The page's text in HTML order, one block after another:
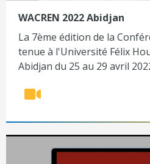
WACREN 2022 Abidjan
La 7ème édition de la
tenue à l'Université Félix
Abidjan du 25 au 29 avril